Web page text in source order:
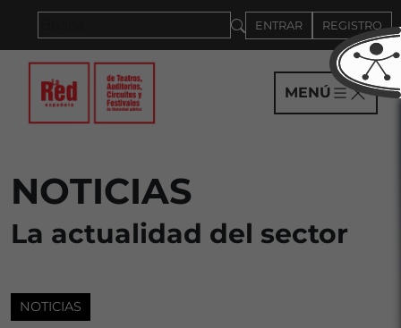
ENTRAR REGISTRO
MENÚ
NOTICIAS
La actualidad del sector
NOTICIAS